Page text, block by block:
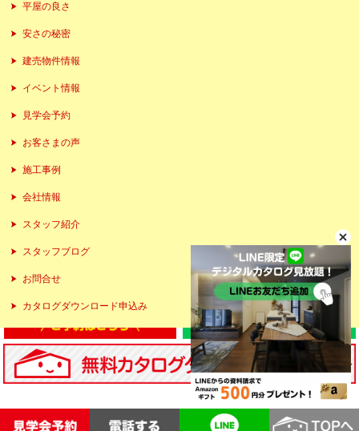
平屋の良さ
安さの秘密
建売物件情報
イベント情報
見学会予約
お客さまの声
施工事例
会社情報
スタッフ紹介
スタッフブログ
お問合せ
カタログダウンロード申込み